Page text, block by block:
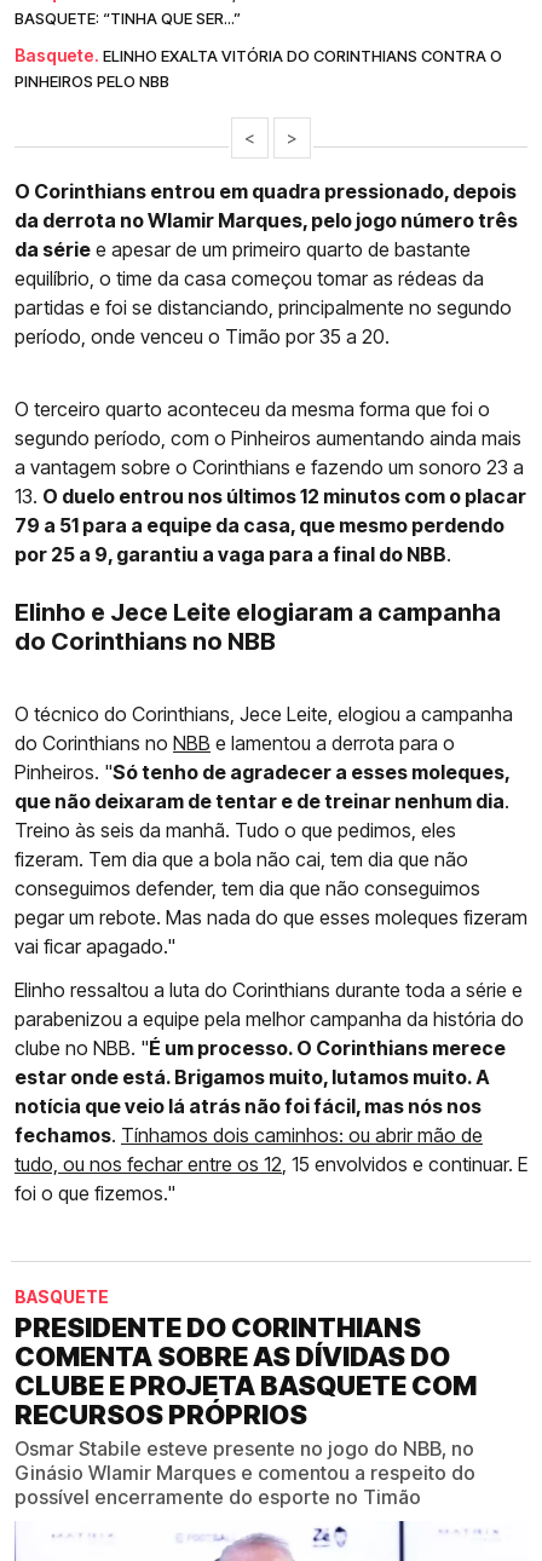
BASQUETE: “TINHA QUE SER...”
Basquete. ELINHO EXALTA VITÓRIA DO CORINTHIANS CONTRA O
PINHEIROS PELO NBB
< >
O Corinthians entrou em quadra pressionado, depois
da derrota no Wlamir Marques, pelo jogo número três
da série e apesar de um primeiro quarto de bastante
equilíbrio, o time da casa começou tomar as rédeas da
partidas e foi se distanciando, principalmente no segundo
período, onde venceu o Timão por 35 a 20.
O terceiro quarto aconteceu da mesma forma que foi o
segundo período, com o Pinheiros aumentando ainda mais
a vantagem sobre o Corinthians e fazendo um sonoro 23 a
13. O duelo entrou nos últimos 12 minutos com o placar
79 a 51 para a equipe da casa, que mesmo perdendo
por 25 a 9, garantiu a vaga para a final do NBB.
Elinho e Jece Leite elogiaram a campanha
do Corinthians no NBB
O técnico do Corinthians, Jece Leite, elogiou a campanha
do Corinthians no NBB e lamentou a derrota para o
Pinheiros. "Só tenho de agradecer a esses moleques,
que não deixaram de tentar e de treinar nenhum dia.
Treino às seis da manhã. Tudo o que pedimos, eles
fizeram. Tem dia que a bola não cai, tem dia que não
conseguimos defender, tem dia que não conseguimos
pegar um rebote. Mas nada do que esses moleques fizeram
vai ficar apagado."
Elinho ressaltou a luta do Corinthians durante toda a série e
parabenizou a equipe pela melhor campanha da história do
clube no NBB. "É um processo. O Corinthians merece
estar onde está. Brigamos muito, lutamos muito. A
notícia que veio lá atrás não foi fácil, mas nós nos
fechamos. Tínhamos dois caminhos: ou abrir mão de
tudo, ou nos fechar entre os 12 , 15 envolvidos e continuar. E
foi o que fizemos."
BASQUETE
PRESIDENTE DO CORINTHIANS
COMENTA SOBRE AS DÍVIDAS DO
CLUBE E PROJETA BASQUETE COM
RECURSOS PRÓPRIOS
Osmar Stabile esteve presente no jogo do NBB, no
Ginásio Wlamir Marques e comentou a respeito do
possível encerramente do esporte no Timão